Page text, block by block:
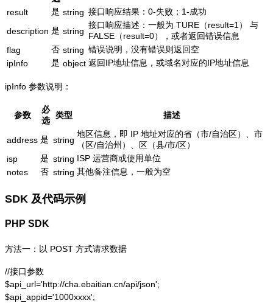
result
是 string 接口响应结果：0-失败；1-成功
description 是 string
接口响应描述：一般为 TURE（result=1） 与
FALSE（result=0），或者返回错误信息
flag
否 string 错误说明，没有错误则返回空
ipInfo
是 object 返回IP地址信息，或域名对应的IP地址信息
ipInfo 参数说明：
参数
必
选
类型 描述
address 是 string
地区信息，即 IP 地址对应的省（市/自治区）、市
（区/自治州）、区（县/市/区）
isp
是 string ISP 运营商或使用单位
notes
否 string 其他备注信息，一般为空
SDK 及代码示例
PHP SDK
方法一：以 POST 方式请求数据
//接口参数
$api_url='http://cha.ebaitian.cn/api/json';
$api_appid='1000xxxx';